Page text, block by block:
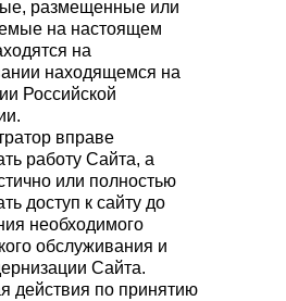
размещенные или
на настоящем
на
находящемся на
Российской
вправе
работу Сайта, а
или полностью
доступ к сайту до
необходимого
обслуживания и
Сайта.
действия по принятию